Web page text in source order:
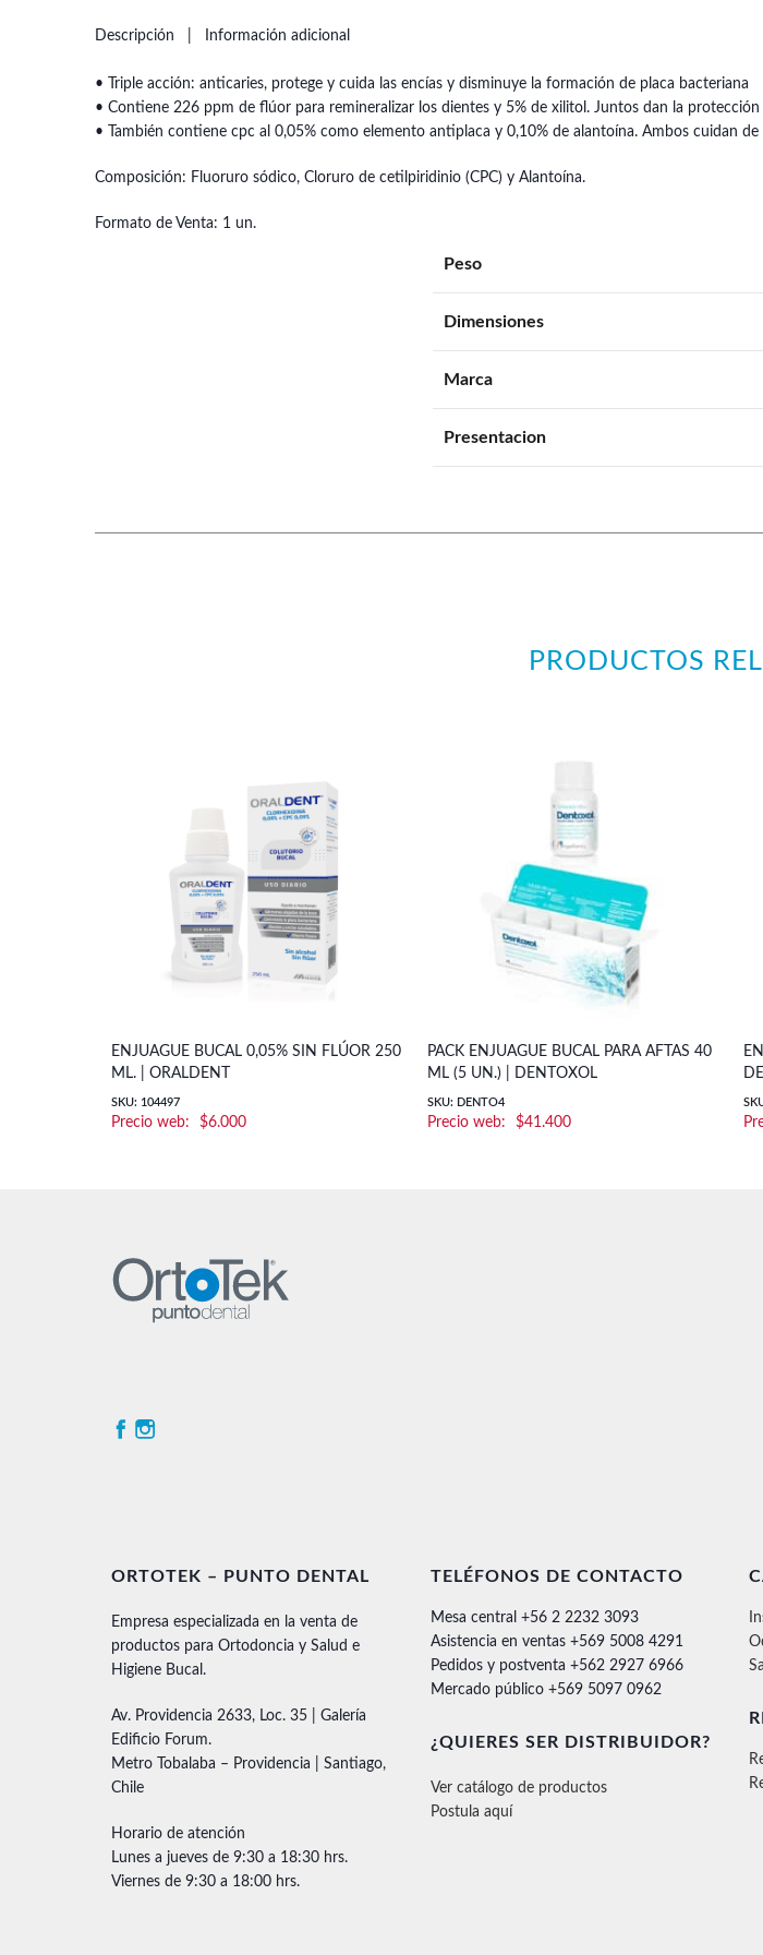
Descripción Información adicional
• Triple acción: anticaries, protege y cuida las encías y disminuye la formación de placa bacteriana
• Contiene 226 ppm de flúor para remineralizar los dientes y 5% de xilitol. Juntos dan la protección
• También contiene cpc al 0,05% como elemento antiplaca y 0,10% de alantoína. Ambos cuidan de
Composición: Fluoruro sódico, Cloruro de cetilpiridinio (CPC) y Alantoína.
Formato de Venta: 1 un.
Peso
Dimensiones
Marca
Presentacion
PRODUCTOS
ENJUAGUE BUCAL 0,05% SIN FLÚOR 250
ML. | ORALDENT
SKU: 104497
$6.000
PACK ENJUAGUE BUCAL PARA AFTAS 40
ML (5 UN.) | DENTOXOL
SKU: DENTO4
$41.400
ORTOTEK – PUNTO DENTAL
Empresa especializada en la venta de
productos para Ortodoncia y Salud e
Higiene Bucal.
Av. Providencia 2633, Loc. 35 | Galería
Edificio Forum.
Metro Tobalaba – Providencia | Santiago,
Chile
Horario de atención
Lunes a jueves de 9:30 a 18:30 hrs.
Viernes de 9:30 a 18:00 hrs.
TELÉFONOS DE CONTACTO
Mesa central +56 2 2232 3093
Asistencia en ventas +569 5008 4291
Pedidos y postventa +562 2927 6966
Mercado público +569 5097 0962
¿QUIERES SER DISTRIBUIDOR?
Ver catálogo de productos
Postula aquí